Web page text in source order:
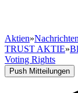
Aktien»Nachrichten
TRUST AKTIE»
Voting Rights
Push Mitteilungen